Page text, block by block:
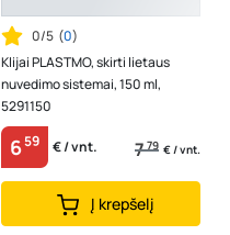
0/5 (0)
Klijai PLASTMO, skirti lietaus
nuvedimo sistemai, 150 ml,
5291150
659 € / vnt. 779 € / vnt.
Į krepšelį